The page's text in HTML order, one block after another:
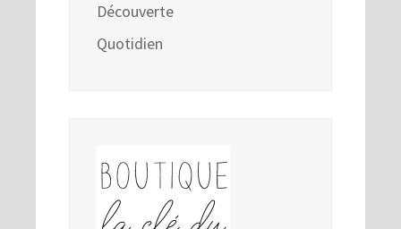
Découverte
Quotidien